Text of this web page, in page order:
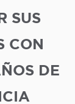
SUS
CON
DE